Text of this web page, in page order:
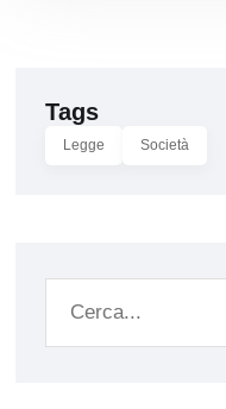
Tags
Legge Società